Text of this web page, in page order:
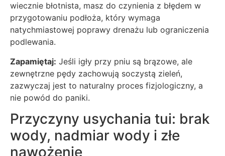
wiecznie błotnista, masz do czynienia z błędem w
przygotowaniu podłoża, który wymaga
natychmiastowej poprawy drenażu lub ograniczenia
podlewania.
Zapamiętaj: Jeśli igły przy pniu są brązowe, ale
zewnętrzne pędy zachowują soczystą zieleń,
zazwyczaj jest to naturalny proces fizjologiczny, a
nie powód do paniki.
Przyczyny usychania tui: brak
wody, nadmiar wody i złe
nawożenie